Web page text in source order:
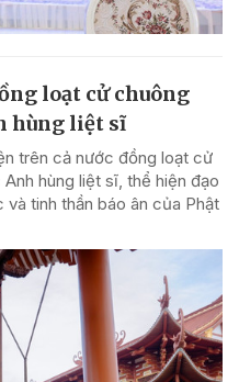
loạt cử chuông
hùng liệt sĩ
trên cả nước đồng loạt cử
hùng liệt sĩ, thể hiện đạo
tinh thần báo ân của Phật